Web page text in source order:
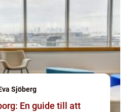
Sjöberg
En guide till att